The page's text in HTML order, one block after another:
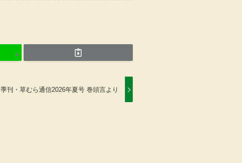
季刊・草むら通信2026年夏号 巻頭言より